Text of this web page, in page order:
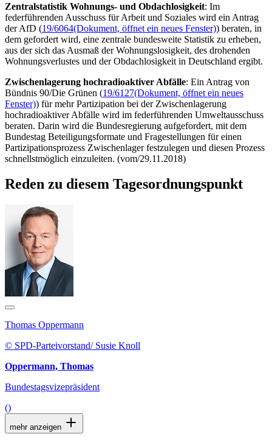
Zentralstatistik Wohnungs- und Obdachlosigkeit: Im
federführenden Ausschuss für Arbeit und Soziales wird ein Antrag
der AfD (19/6064(Dokument, öffnet ein neues Fenster)) beraten, in
dem gefordert wird, eine zentrale bundesweite Statistik zu erheben,
aus der sich das Ausmaß der Wohnungslosigkeit, des drohenden
Wohnungsverlustes und der Obdachlosigkeit in Deutschland ergibt.
Zwischenlagerung hochradioaktiver Abfälle: Ein Antrag von
Bündnis 90/Die Grünen (19/6127(Dokument, öffnet ein neues
Fenster)) für mehr Partizipation bei der Zwischenlagerung
hochradioaktiver Abfälle wird im federführenden Umweltausschuss
beraten. Darin wird die Bundesregierung aufgefordert, mit dem
Bundestag Beteiligungsformate und Fragestellungen für einen
Partizipationsprozess Zwischenlager festzulegen und diesen Prozess
schnellstmöglich einzuleiten. (vom/29.11.2018)
Reden zu diesem Tagesordnungspunkt
Thomas Oppermann
© SPD-Parteivorstand/ Susie Knoll
Oppermann, Thomas
Bundestagsvizepräsident
()
mehr anzeigen